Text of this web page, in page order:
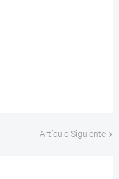
Artículo Siguiente